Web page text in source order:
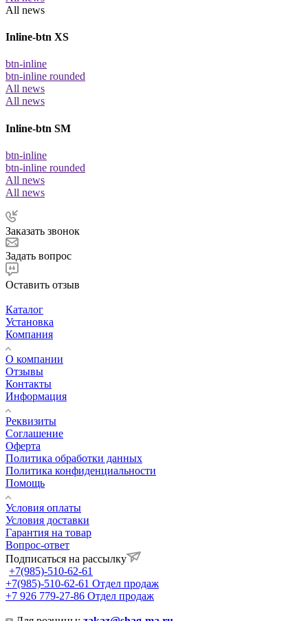
All news
Inline-btn XS
btn-inline
btn-inline rounded
All news
All news
Inline-btn SM
btn-inline
btn-inline rounded
All news
All news
Заказать звонок
Задать вопрос
Оставить отзыв
Каталог
Установка
Компания
О компании
Отзывы
Контакты
Информация
Реквизиты
Соглашение
Оферта
Политика обработки данных
Политика конфиденциальности
Помощь
Условия оплаты
Условия доставки
Гарантия на товар
Вопрос-ответ
Подписаться на рассылку
+7(985)-510-62-61
+7(985)-510-62-61 Отдел продаж
‪+7 926 779-27-86‬ Отдел продаж